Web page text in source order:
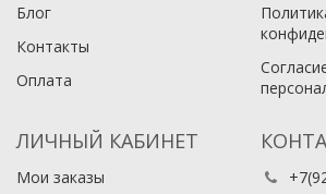
Блог
Контакты
Оплата
ЛИЧНЫЙ КАБИНЕТ
Мои заказы